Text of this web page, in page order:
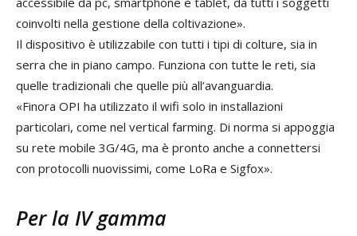
coinvolti nella gestione della coltivazione».
Il dispositivo è utilizzabile con tutti i tipi di colture, sia in
serra che in piano campo. Funziona con tutte le reti, sia
quelle tradizionali che quelle più all’avanguardia.
«Finora OPI ha utilizzato il wifi solo in installazioni
particolari, come nel vertical farming. Di norma si appoggia
su rete mobile 3G/4G, ma è pronto anche a connettersi
con protocolli nuovissimi, come LoRa e Sigfox».
Per la IV gamma